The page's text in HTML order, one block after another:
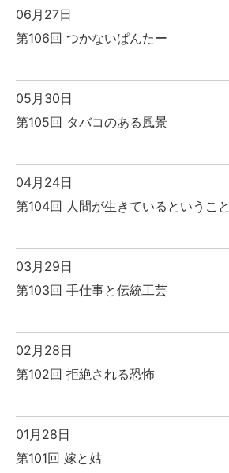
06月27日
第106回 つかないぱんたー
05月30日
第105回 タバコのある風景
04月24日
第104回 人間が生きているということ
03月29日
第103回 手仕事と伝統工芸
02月28日
第102回 拒絶される恐怖
01月28日
第101回 嫁と姑